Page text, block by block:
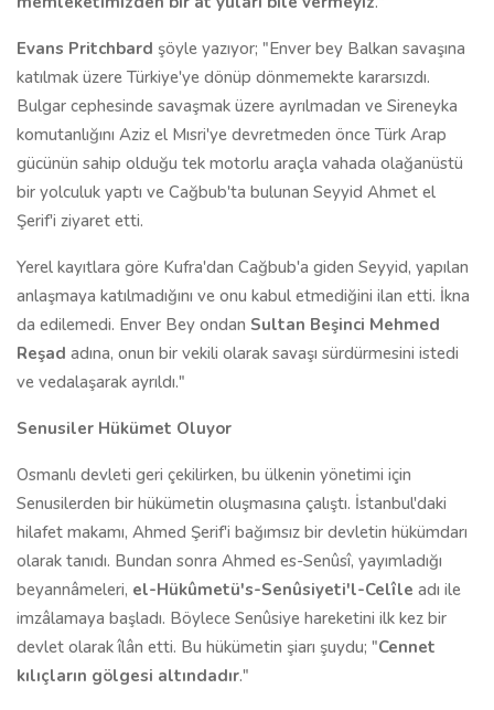
Evans Pritchbard şöyle yazıyor; "Enver bey Balkan savaşına
katılmak üzere Türkiye'ye dönüp dönmemekte kararsızdı.
Bulgar cephesinde savaşmak üzere ayrılmadan ve Sireneyka
komutanlığını Aziz el Mısri'ye devretmeden önce Türk Arap
gücünün sahip olduğu tek motorlu araçla vahada olağanüstü
bir yolculuk yaptı ve Cağbub'ta bulunan Seyyid Ahmet el
Şerif'i ziyaret etti.
Yerel kayıtlara göre Kufra'dan Cağbub'a giden Seyyid, yapılan
anlaşmaya katılmadığını ve onu kabul etmediğini ilan etti. İkna
da edilemedi. Enver Bey ondan Sultan Beşinci Mehmed
Reşad adına, onun bir vekili olarak savaşı sürdürmesini istedi
ve vedalaşarak ayrıldı."
Senusiler Hükümet Oluyor
Osmanlı devleti geri çekilirken, bu ülkenin yönetimi için
Senusilerden bir hükümetin oluşmasına çalıştı. İstanbul'daki
hilafet makamı, Ahmed Şerif'i bağımsız bir devletin hükümdarı
olarak tanıdı. Bundan sonra Ahmed es-Senûsî, yayımladığı
beyannâmeleri, el-Hükûmetü's-Senûsiyeti'l-Celîle adı ile
imzâlamaya başladı. Böylece Senûsiye hareketini ilk kez bir
devlet olarak îlân etti. Bu hükümetin şiarı şuydu; "Cennet
kılıçların gölgesi altındadır."